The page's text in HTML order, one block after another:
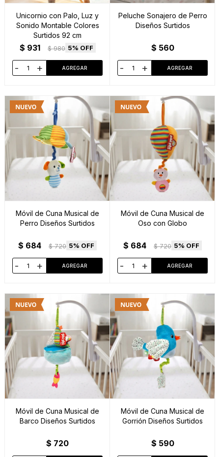
Unicornio con Palo, Luz y
Sonido Montable Colores
Surtidos 92 cm
$ 931 $ 980 5
- +
Peluche Sonajero de Perro
Diseños Surtidos
$ 560
- +
Móvil de Cuna Musical de
Perro Diseños Surtidos
$ 684 $ 720 5
- +
Móvil de Cuna Musical de
Oso con Globo
$ 684 $ 720 5
- +
Móvil de Cuna Musical de
Barco Diseños Surtidos
$ 720
Móvil de Cuna Musical de
Gorrión Diseños Surtidos
$ 590